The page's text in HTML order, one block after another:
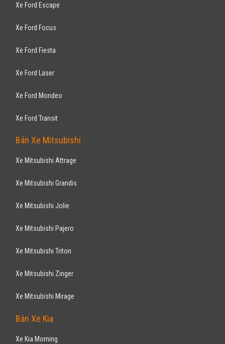
Xe Ford Escape
Xe Ford Focus
Xe Ford Fiesta
Xe Ford Laser
Xe Ford Mondeo
Xe Ford Transit
Bán Xe Mitsubishi
Xe Mitsubishi Attrage
Xe Mitsubishi Grandis
Xe Mitsubishi Jolie
Xe Mitsubishi Pajero
Xe Mitsubishi Triton
Xe Mitsubishi Zinger
Xe Mitsubishi Mirage
Bán Xe Kia
Xe Kia Morning